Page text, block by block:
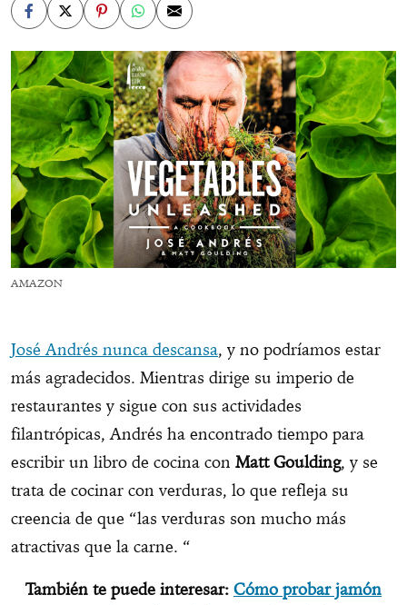
AMAZON
José Andrés nunca descansa, y no podríamos estar
más agradecidos. Mientras dirige su imperio de
restaurantes y sigue con sus actividades
filantrópicas, Andrés ha encontrado tiempo para
escribir un libro de cocina con Matt Goulding, y se
trata de cocinar con verduras, lo que refleja su
creencia de que “las verduras son mucho más
atractivas que la carne. “
También te puede interesar: Cómo probar jamón